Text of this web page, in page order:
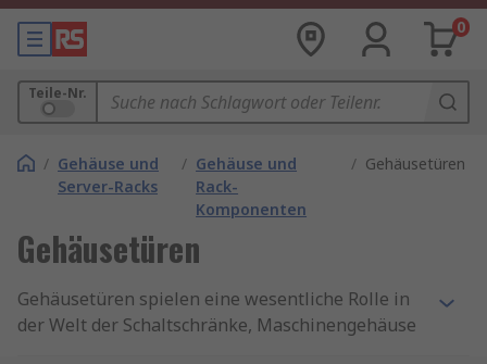
0
Teile-Nr.
/ Gehäuse und
Server-Racks
/ Gehäuse und
Rack-
Komponenten
/ Gehäusetüren
Gehäusetüren
Gehäusetüren spielen eine wesentliche Rolle in
der Welt der Schaltschränke, Maschinengehäuse